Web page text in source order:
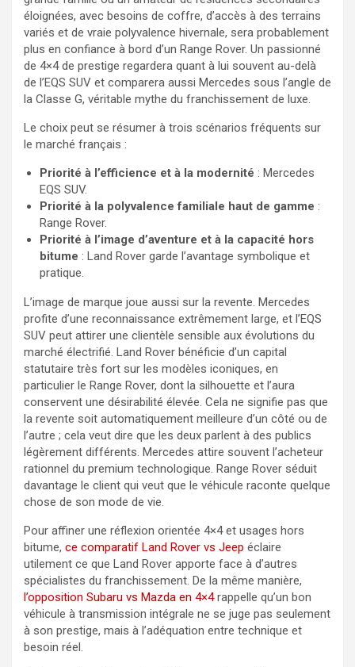
éloignées, avec besoins de coffre, d’accès à des terrains
variés et de vraie polyvalence hivernale, sera probablement
plus en confiance à bord d’un Range Rover. Un passionné
de 4×4 de prestige regardera quant à lui souvent au-delà
de l’EQS SUV et comparera aussi Mercedes sous l’angle de
la Classe G, véritable mythe du franchissement de luxe.
Le choix peut se résumer à trois scénarios fréquents sur
le marché français :
Priorité à l’efficience et à la modernité : Mercedes
EQS SUV.
Priorité à la polyvalence familiale haut de gamme :
Range Rover.
Priorité à l’image d’aventure et à la capacité hors
bitume : Land Rover garde l’avantage symbolique et
pratique.
L’image de marque joue aussi sur la revente. Mercedes
profite d’une reconnaissance extrêmement large, et l’EQS
SUV peut attirer une clientèle sensible aux évolutions du
marché électrifié. Land Rover bénéficie d’un capital
statutaire très fort sur les modèles iconiques, en
particulier le Range Rover, dont la silhouette et l’aura
conservent une désirabilité élevée. Cela ne signifie pas que
la revente soit automatiquement meilleure d’un côté ou de
l’autre ; cela veut dire que les deux parlent à des publics
légèrement différents. Mercedes attire souvent l’acheteur
rationnel du premium technologique. Range Rover séduit
davantage le client qui veut que le véhicule raconte quelque
chose de son mode de vie.
Pour affiner une réflexion orientée 4×4 et usages hors
bitume, ce comparatif Land Rover vs Jeep éclaire
utilement ce que Land Rover apporte face à d’autres
spécialistes du franchissement. De la même manière,
l’opposition Subaru vs Mazda en 4×4rappelle qu’un bon
véhicule à transmission intégrale ne se juge pas seulement
à son prestige, mais à l’adéquation entre technique et
besoin réel.